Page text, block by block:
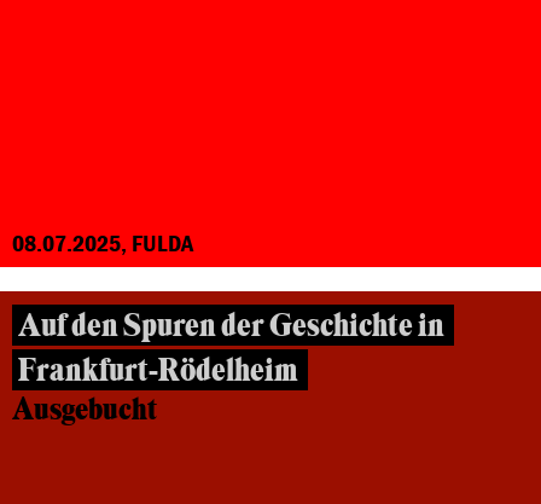
08.07.2025, FULDA
Auf den Spuren der Geschichte in
Frankfurt-Rödelheim
Ausgebucht